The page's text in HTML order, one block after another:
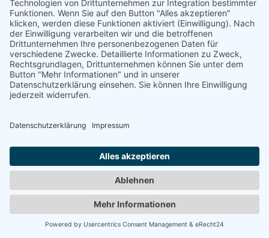
© 2008-2026 Senator für Kultur Bremen
Impressum
Barrierefreiheit Datenschutz